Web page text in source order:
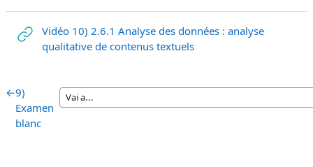
Vidéo 10) 2.6.1 Analyse des données : analyse
qualitative de contenus textuelsURL
←9)
Examen
blanc